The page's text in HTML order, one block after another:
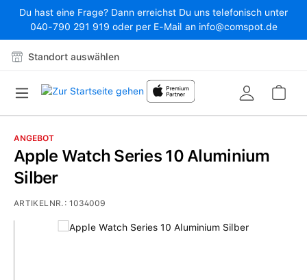
Zum Hauptinhalt springen
Du hast eine Frage? Dann erreichst Du uns telefonisch unter
040-790 291 919 oder per E-Mail an info@comspot.de
Standort auswählen
Bildergalerie überspringen
ANGEBOT
Apple Watch Series 10 Aluminium
Silber
ARTIKELNR.:1034009